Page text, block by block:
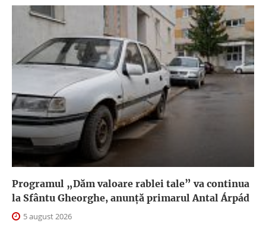
Programul „Dăm valoare rablei tale” va continua
la Sfântu Gheorghe, anunţă primarul Antal Árpád
5 august 2026